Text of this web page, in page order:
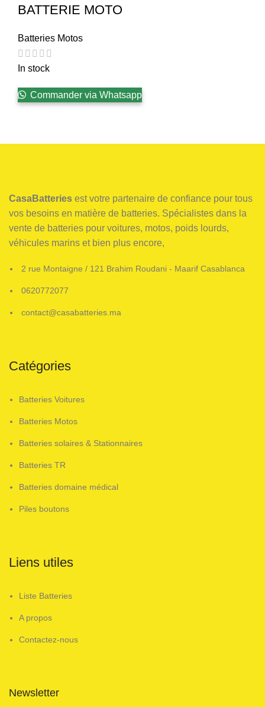
BATTERIE MOTO
Batteries Motos
In stock
Commander via Whatsapp
CasaBatteries est votre partenaire de confiance pour tous
vos besoins en matière de batteries. Spécialistes dans la
vente de batteries pour voitures, motos, poids lourds,
véhicules marins et bien plus encore,
2 rue Montaigne / 121 Brahim Roudani - Maarif Casablanca
0620772077
contact@casabatteries.ma
Catégories
Batteries Voitures
Batteries Motos
Batteries solaires & Stationnaires
Batteries TR
Batteries domaine médical
Piles boutons
Liens utiles
Liste Batteries
A propos
Contactez-nous
Newsletter